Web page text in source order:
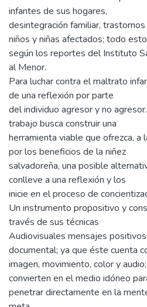
infantes de sus hogares,
desintegración familiar,
niños y niñas afectados; todo esto
según los reportes del Instituto
al Menor.
Para luchar contra el maltrato
de una reflexión por parte
del individuo agresor y no
trabajo busca construir una
herramienta viable que ofrezca, a
por los beneficios de la niñez
salvadoreña, una posible
conlleve a una reflexión y los
inicie en el proceso de
Un instrumento propositivo y
través de sus técnicas
Audiovisuales mensajes
documental; ya que éste cuenta
imagen, movimiento, color y
convierten en el medio idóneo
penetrar directamente en la